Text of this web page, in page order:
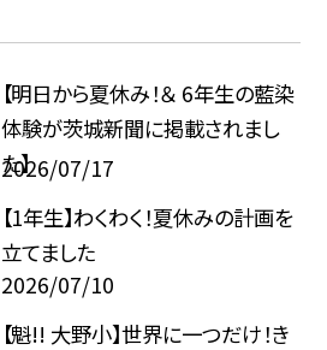
【明日から夏休み！＆ 6年生の藍染
体験が茨城新聞に掲載されまし
た】
2026/07/17
【1年生】わくわく！夏休みの計画を
立てました
2026/07/10
【魁!! 大野小】世界に一つだけ！き